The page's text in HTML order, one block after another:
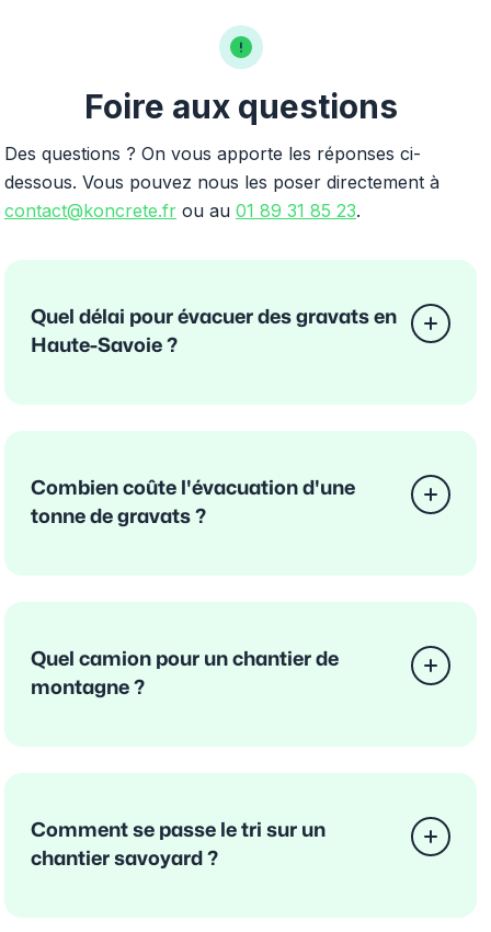
Foire aux questions
Des questions ? On vous apporte les réponses ci-
dessous. Vous pouvez nous les poser directement à
contact@koncrete.fr ou au 01 89 31 85 23.
Quel délai pour évacuer des gravats en
Haute-Savoie ?
Combien coûte l'évacuation d'une
tonne de gravats ?
Quel camion pour un chantier de
montagne ?
Comment se passe le tri sur un
chantier savoyard ?